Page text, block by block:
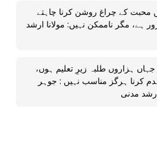
محبت کے چراغ روشن کرنا چاہتے
ہے، مگر ناممکن نہیں: مولانا ارشد
ہزاروں طلبہ زیرِ تعلیم ہوں،
کرنا ہرگز مناسب نہیں : جوہر
مدنی